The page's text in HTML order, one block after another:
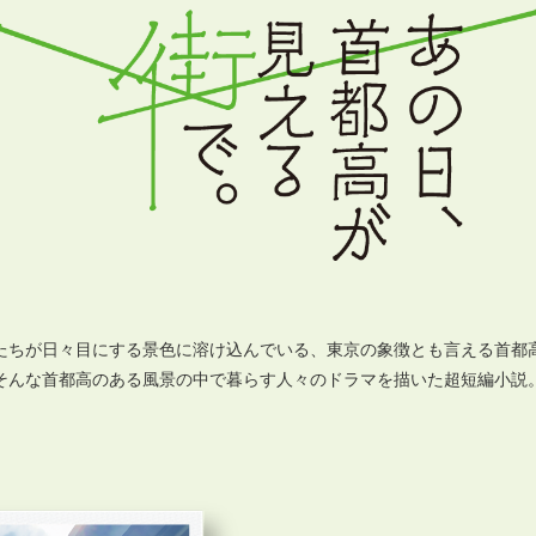
ちが⽇々⽬にする景⾊に溶け込んでいる、東京の象徴とも⾔える⾸都
んな⾸都⾼のある⾵景の中で暮らす⼈々のドラマを描いた超短編⼩説